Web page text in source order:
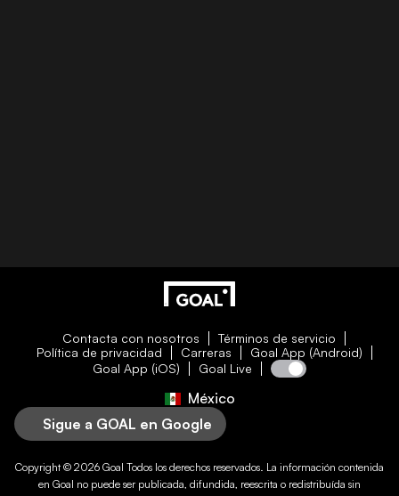
Contacta con nosotros
Términos de servicio
Política de privacidad
Carreras
Goal App (Android)
Goal App (iOS)
Goal Live
México
Sigue a GOAL en Google
Copyright © 2026 Goal Todos los derechos reservados. La información contenida
en Goal no puede ser publicada, difundida, reescrita o redistribuída sin